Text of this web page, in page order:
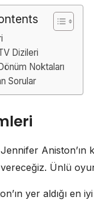
Dizileri
Noktaları
Sorular
vereceğiz. Ünlü
yer aldığı en